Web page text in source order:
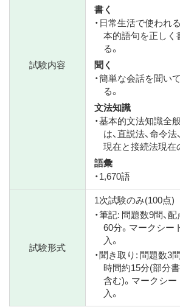
試験内容
書く
・日常生活で使われ
本的語句を正しく
る。
聞く
・簡単な会話を聞い
る。
文法知識
・基本的文法知識全
は、直説法、命令
現在と接続法現在
語彙
・1,670語
試験形式
1次試験のみ(100点)
・筆記: 問題数9問、
60分。マークシー
入。
・聞き取り: 問題数3
時間約15分(部分
含む)。マークシー
入。